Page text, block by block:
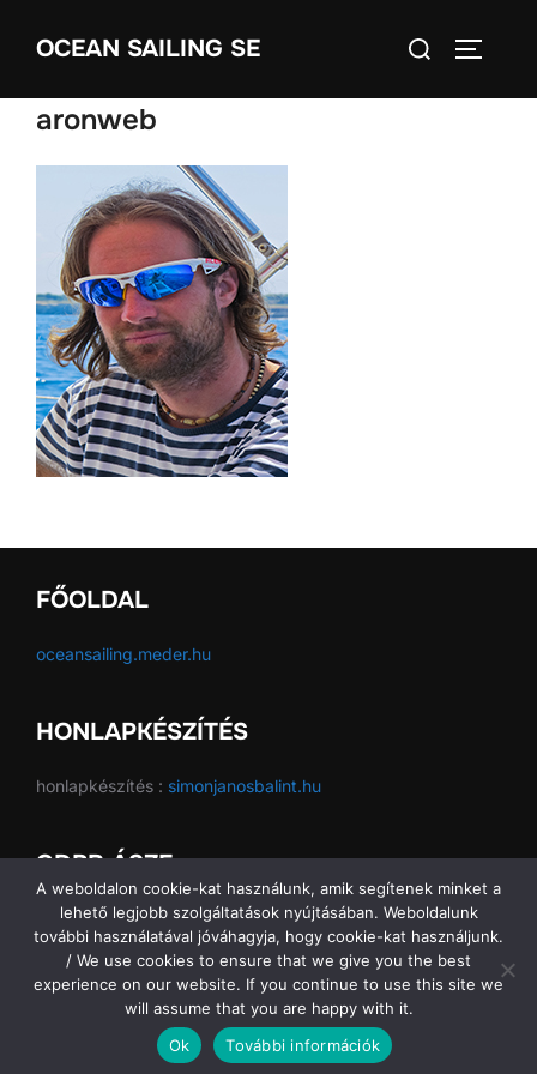
OCEAN SAILING SE
Search
aronweb
FŐOLDAL
oceansailing.meder.hu
HONLAPKÉSZÍTÉS
honlapkészítés : simonjanosbalint.hu
GDPR ÁSZF
GDPR ÁSZF
Copyright © 2026 Ocean Sailing SE
A weboldalon cookie-kat használunk, amik segítenek minket a
lehető legjobb szolgáltatások nyújtásában. Weboldalunk
további használatával jóváhagyja, hogy cookie-kat használjunk.
/ We use cookies to ensure that we give you the best
experience on our website. If you continue to use this site we
will assume that you are happy with it.
Ok
További információk